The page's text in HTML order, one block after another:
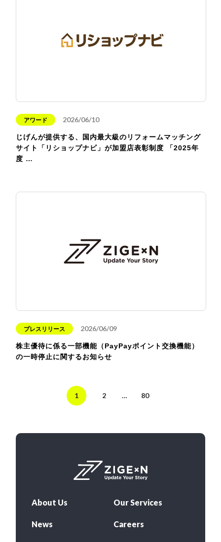
アワード 2026/06/10
じげんが提供する、国内最大級のリフォームマッチング
サイト「リショップナビ」が加盟店表彰制度 「2025年
度 …
プレスリリース 2026/06/09
株主優待に係る一部機能（PayPayポイント交換機能）
の一時停止に関するお知らせ
1 2 … 80
About Us Our Services
News Careers